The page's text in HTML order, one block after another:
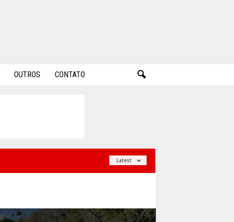
OUTROS CONTATO
Latest